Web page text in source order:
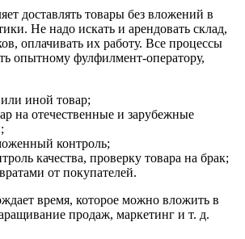
доставлять товары без вложений в
Не надо искать и арендовать склад,
оплачивать их работу. Все процессы
опытному фулфилмент-оператору,
или иной товар;
на отечественные и зарубежные
контроль;
качества, проверку товара на брак;
от покупателей.
время, которое можно вложить в
продаж, маркетинг и т. д.